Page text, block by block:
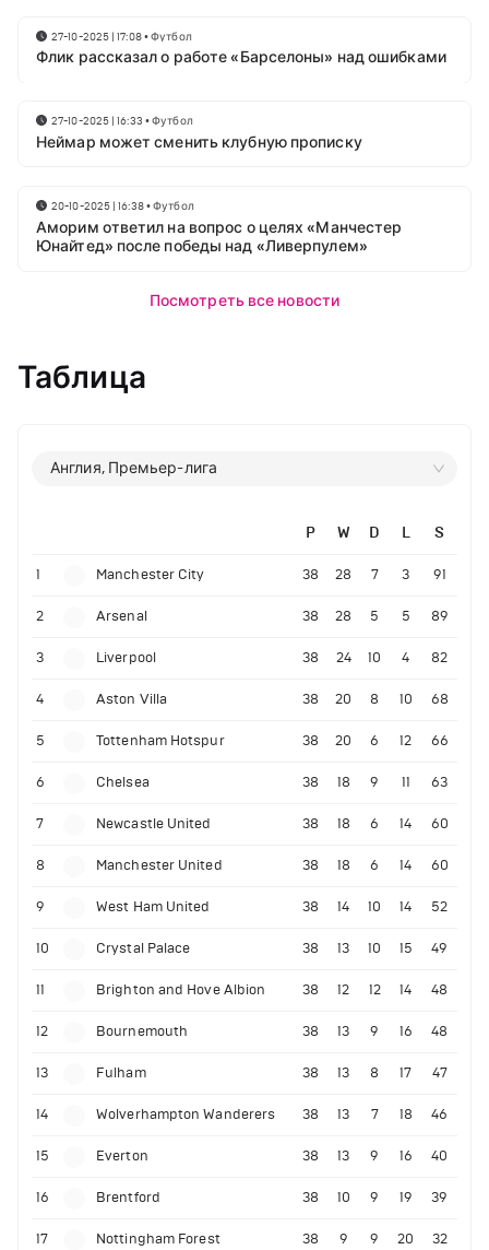
27-10-2025 | 17:08•Футбол
Флик рассказал о работе «Барселоны» над ошибками
27-10-2025 | 16:33 •Футбол
Неймар может сменить клубную прописку
20-10-2025 | 16:38•Футбол
Аморим ответил на вопрос о целях «Манчестер
Юнайтед» после победы над «Ливерпулем»
Посмотреть все новости
Таблица
Англия, Премьер-лига
P W D L S
1 Manchester City 38 28 7 3 91
2 Arsenal 38 28 5 5 89
3 Liverpool 38 24 10 4 82
4 Aston Villa 38 20 8 10 68
5 Tottenham Hotspur 38 20 6 12 66
6 Chelsea 38 18 9 11 63
7 Newcastle United 38 18 6 14 60
8 Manchester United 38 18 6 14 60
9 West Ham United 38 14 10 14 52
10 Crystal Palace 38 13 10 15 49
11 Brighton and Hove Albion 38 12 12 14 48
12 Bournemouth 38 13 9 16 48
13 Fulham 38 13 8 17 47
14 Wolverhampton Wanderers 38 13 7 18 46
15 Everton 38 13 9 16 40
16 Brentford 38 10 9 19 39
17 Nottingham Forest 38 9 9 20 32